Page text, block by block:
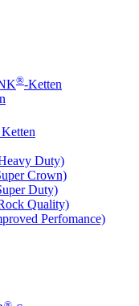
®-Ketten
Duty)
Crown)
Duty)
Quality)
Perfomance)